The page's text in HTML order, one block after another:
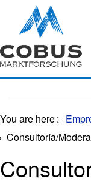
Oops, an error
You are here:
Consultoría/